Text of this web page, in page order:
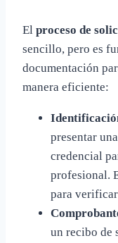
El proceso de
sencillo, pero es
documentación
manera eficiente:
presentar
credencial
profesional.
para
un recibo de